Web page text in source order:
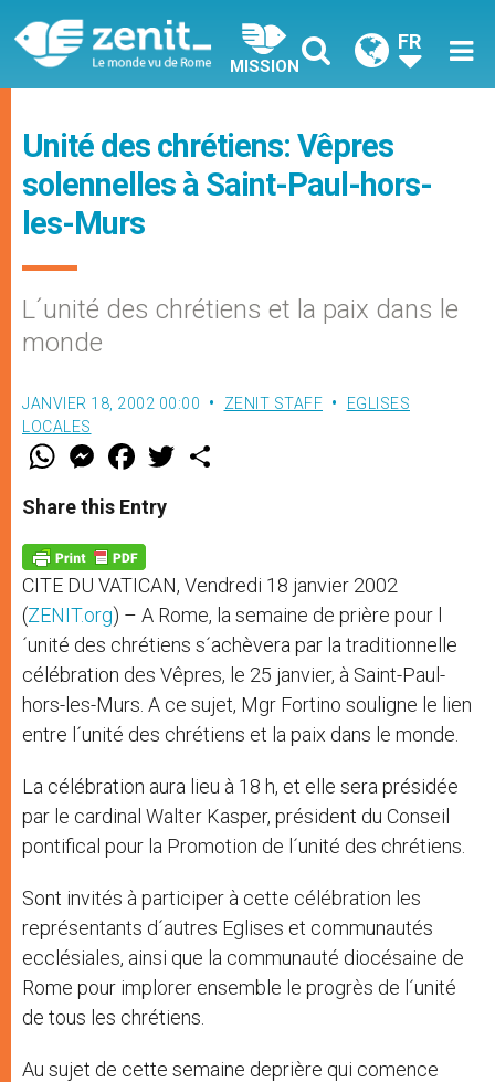
MISSION
FR
Unité des chrétiens: Vêpres
solennelles à Saint-Paul-hors-
les-Murs
L´unité des chrétiens et la paix dans le
monde
JANVIER 18, 2002 00:00 ZENIT STAFF
EGLISES
LOCALES
W
t
s
p
p
M
e
s
e
g
e
r
F
a
e
b
o
k
w
Share this Entry
CITE DU VATICAN, Vendredi 18 janvier 2002
(ZENIT.org) – A Rome, la semaine de prière pour l
´unité des chrétiens s´achèvera par la traditionnelle
célébration des Vêpres, le 25 janvier, à Saint-Paul-
hors-les-Murs. A ce sujet, Mgr Fortino souligne le lien
entre l´unité des chrétiens et la paix dans le monde.
La célébration aura lieu à 18 h, et elle sera présidée
par le cardinal Walter Kasper, président du Conseil
pontifical pour la Promotion de l´unité des chrétiens.
Sont invités à participer à cette célébration les
représentants d´autres Eglises et communautés
ecclésiales, ainsi que la communauté diocésaine de
Rome pour implorer ensemble le progrès de l´unité
de tous les chrétiens.
Au sujet de cette semaine deprière qui comence